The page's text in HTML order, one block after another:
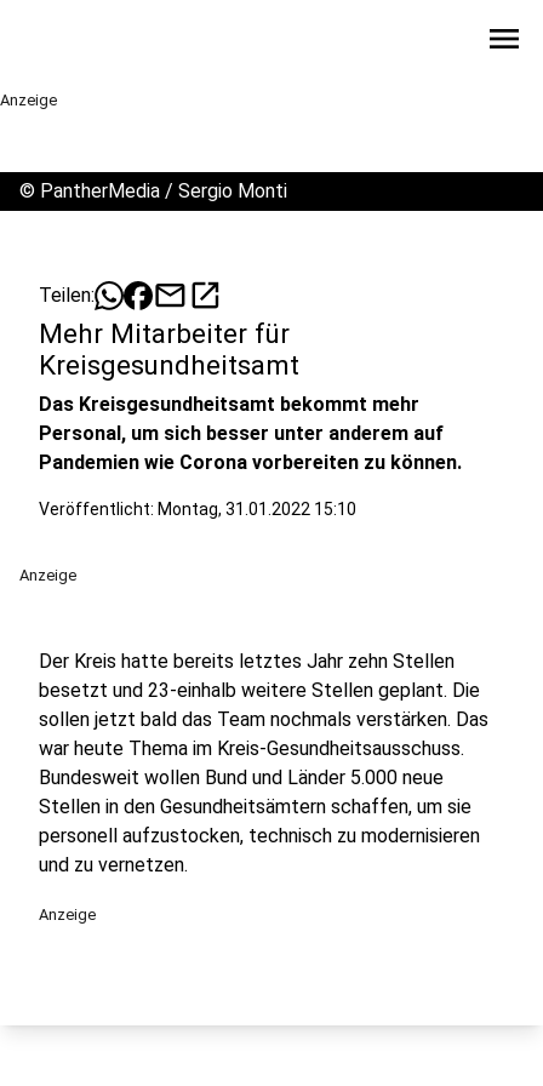
menu
Anzeige
© PantherMedia / Sergio Monti
Teilen: mailopen_in_new
Mehr Mitarbeiter für
Kreisgesundheitsamt
Das Kreisgesundheitsamt bekommt mehr
Personal, um sich besser unter anderem auf
Pandemien wie Corona vorbereiten zu können.
Veröffentlicht: Montag, 31.01.2022 15:10
Anzeige
Der Kreis hatte bereits letztes Jahr zehn Stellen
besetzt und 23-einhalb weitere Stellen geplant. Die
sollen jetzt bald das Team nochmals verstärken. Das
war heute Thema im Kreis-Gesundheitsausschuss.
Bundesweit wollen Bund und Länder 5.000 neue
Stellen in den Gesundheitsämtern schaffen, um sie
personell aufzustocken, technisch zu modernisieren
und zu vernetzen.
Anzeige